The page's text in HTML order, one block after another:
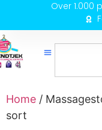
Over 1.000
Home /
sort